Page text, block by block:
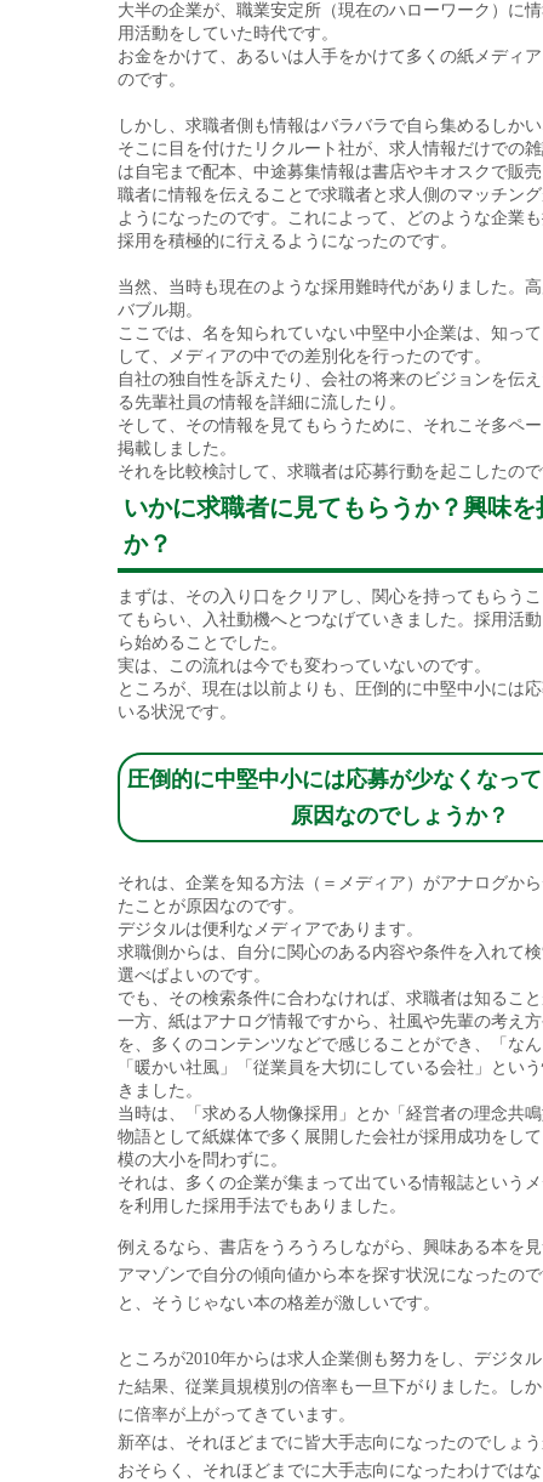
大半の企業が、職業安定所（現在のハローワーク）に
用活動をしていた時代です。
お金をかけて、あるいは人手をかけて多くの紙メディ
のです。
しかし、求職者側も情報はバラバラで自ら集めるしか
そこに目を付けたリクルート社が、求人情報だけでの
は自宅まで配本、中途募集情報は書店やキオスクで販
職者に情報を伝えることで求職者と求人側のマッチン
ようになったのです。これによって、どのような企業
採用を積極的に行えるようになったのです。
当然、当時も現在のような採用難時代がありました。
バブル期。
ここでは、名を知られていない中堅中小企業は、知っ
して、メディアの中での差別化を行ったのです。
自社の独自性を訴えたり、会社の将来のビジョンを伝
る先輩社員の情報を詳細に流したり。
そして、その情報を見てもらうために、それこそ多ペ
掲載しました。
それを比較検討して、求職者は応募行動を起こしたの
いかに求職者に見てもらうか？興味
か？
まずは、その入り口をクリアし、関心を持ってもらう
てもらい、入社動機へとつなげていきました。採用活
ら始めることでした。
実は、この流れは今でも変わっていないのです。
ところが、現在は以前よりも、圧倒的に中堅中小には
いる状況です。
圧倒的に中堅中小には応募が少なくなっ
原因なのでしょうか？
それは、企業を知る方法（＝メディア）がアナログか
たことが原因なのです。
デジタルは便利なメディアであります。
求職側からは、自分に関心のある内容や条件を入れて
選べばよいのです。
でも、その検索条件に合わなければ、求職者は知るこ
一方、紙はアナログ情報ですから、社風や先輩の考え
を、多くのコンテンツなどで感じることができ、「な
「暖かい社風」「従業員を大切にしている会社」とい
きました。
当時は、「求める人物像採用」とか「経営者の理念共
物語として紙媒体で多く展開した会社が採用成功をし
模の大小を問わずに。
それは、多くの企業が集まって出ている情報誌という
を利用した採用手法でもありました。
例えるなら、書店をうろうろしながら、興味ある本を
アマゾンで自分の傾向値から本を探す状況になったの
と、そうじゃない本の格差が激しいです。
ところが2010年からは求人企業側も努力をし、デジタ
た結果、従業員規模別の倍率も一旦下がりました。し
に倍率が上がってきています。
新卒は、それほどまでに皆大手志向になったのでしょ
おそらく、それほどまでに大手志向になったわけでは